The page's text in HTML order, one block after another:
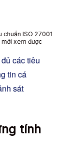
chuẩn ISO 27001
xem được
các tiêu
tin cá
sát
tính